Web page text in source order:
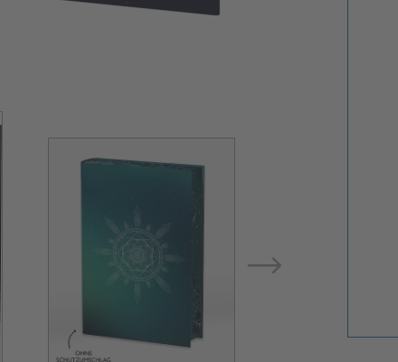
Bild vergrößern